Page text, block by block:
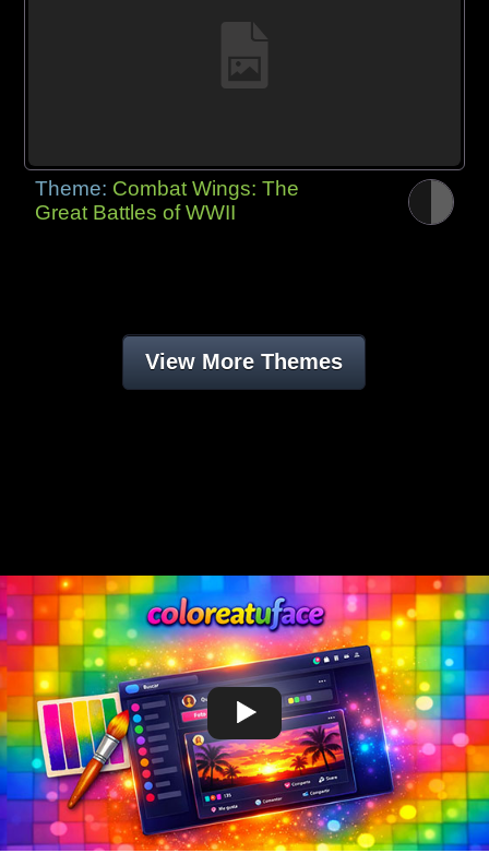
Theme: Combat Wings: The
Great Battles of WWII
View More Themes